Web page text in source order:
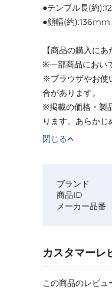
●テンプル長(約
●顔幅(約):136mm
【商品の購入にあ
※一部商品におい
※ブラウザやお使
合があります。
※掲載の価格・製
ります。あらかじ
閉じる
ブランド
商品ID
メーカー品番
カスタマーレ
この商品のレビュ